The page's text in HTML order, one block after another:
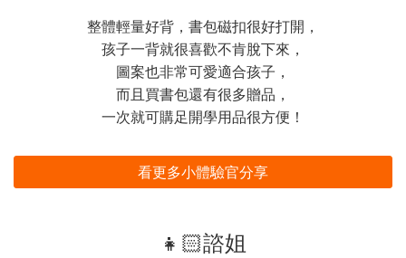
整體輕量好背，書包磁扣很好打開，
孩子一背就很喜歡不肯脫下來，
圖案也非常可愛適合孩子，
而且買書包還有很多贈品，
一次就可購足開學用品很方便！
看更多小體驗官分享
👧🏻諮姐